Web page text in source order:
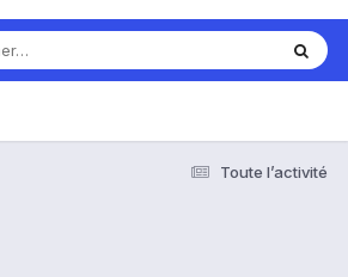
Toute l’activité